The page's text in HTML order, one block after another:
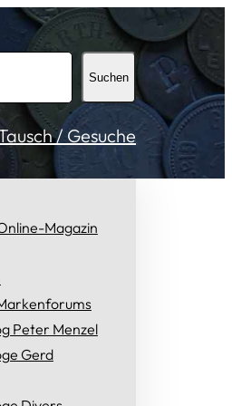
Suchen
/ Gesuche
Magazin
Peter Menzel
Gerd